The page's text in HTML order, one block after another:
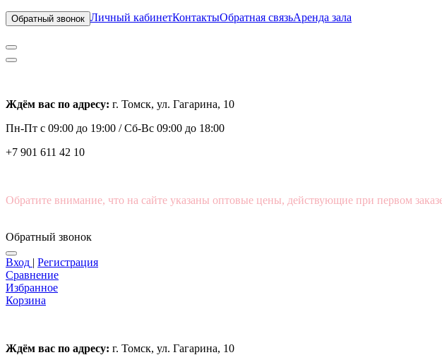
Обратный звонок Личный кабинетКонтактыОбратная связьАренда зала
Ждём вас по адресу: г. Томск, ул. Гагарина, 10
Пн-Пт с 09:00 до 19:00 /Сб-Вс 09:00 до 18:00
+7 901 611 42 10
Обратите внимание, что на сайте указаны оптовые цены, действующие при первом
Обратный звонок
Вход | Регистрация
Сравнение
Избранное
Корзина
Ждём вас по адресу: г. Томск, ул. Гагарина, 10